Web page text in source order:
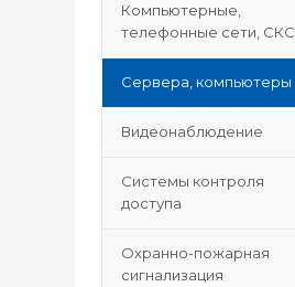
Компьютерные,
телефонные сети, СКС
Сервера, компьютеры
Видеонаблюдение
Системы контроля
доступа
Охранно-пожарная
сигнализация